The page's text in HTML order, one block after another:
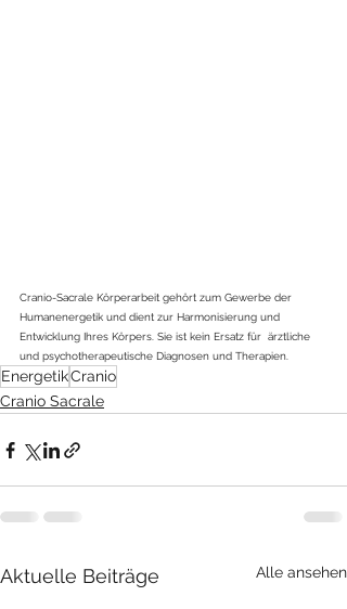
Cranio-Sacrale Körperarbeit gehört zum Gewerbe der
Humanenergetik und dient zur Harmonisierung und
Entwicklung Ihres Körpers. Sie ist kein Ersatz für  ärztliche
und psychotherapeutische Diagnosen und Therapien.
EnergetikCranio
Cranio Sacrale
Aktuelle Beiträge Alle ansehen